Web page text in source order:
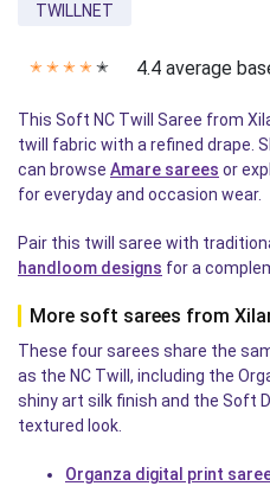
TWILLNET
✭ ✭ ✭ ✭ ✭ 4.4 average
This Soft NC Twill Saree from
twill fabric with a refined drape.
can browse Amare sarees or
for everyday and occasion wear.
Pair this twill saree with
handloom designs for a
More soft sarees from
These four sarees share the
as the NC Twill, including the
shiny art silk finish and the Soft
textured look.
Organza digital print